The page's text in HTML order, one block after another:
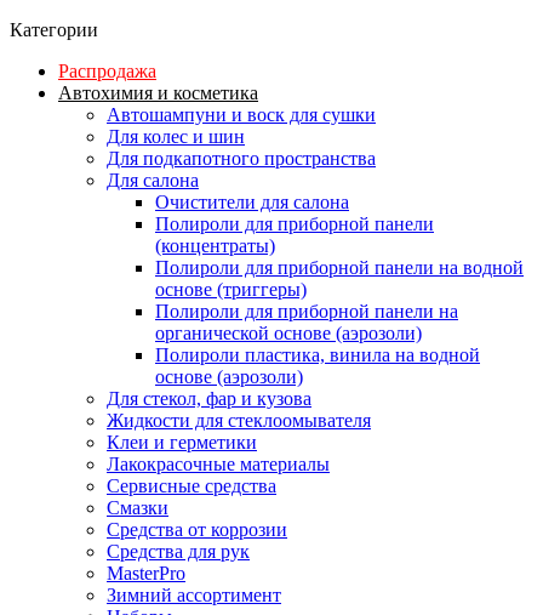
Категории
Распродажа
Автохимия и косметика
Автошампуни и воск для сушки
Для колес и шин
Для подкапотного пространства
Для салона
Очистители для салона
Полироли для приборной панели
(концентраты)
Полироли для приборной панели на водной
основе (триггеры)
Полироли для приборной панели на
органической основе (аэрозоли)
Полироли пластика, винила на водной
основе (аэрозоли)
Для стекол, фар и кузова
Жидкости для стеклоомывателя
Клеи и герметики
Лакокрасочные материалы
Сервисные средства
Смазки
Средства от коррозии
Средства для рук
MasterPro
Зимний ассортимент